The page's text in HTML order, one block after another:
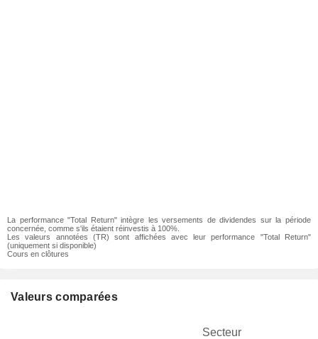
La performance "Total Return" intègre les versements de dividendes sur la période
concernée, comme s'ils étaient réinvestis à 100%.
Les valeurs annotées (TR) sont affichées avec leur performance "Total Return"
(uniquement si disponible)
Cours en clôtures
Valeurs comparées
Secteur